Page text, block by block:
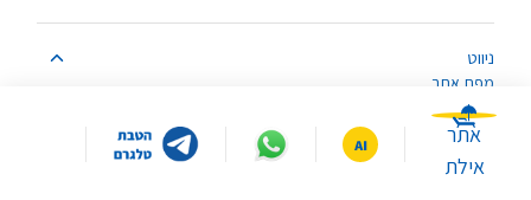
ניווט
מפת אתר
אתר
אילת